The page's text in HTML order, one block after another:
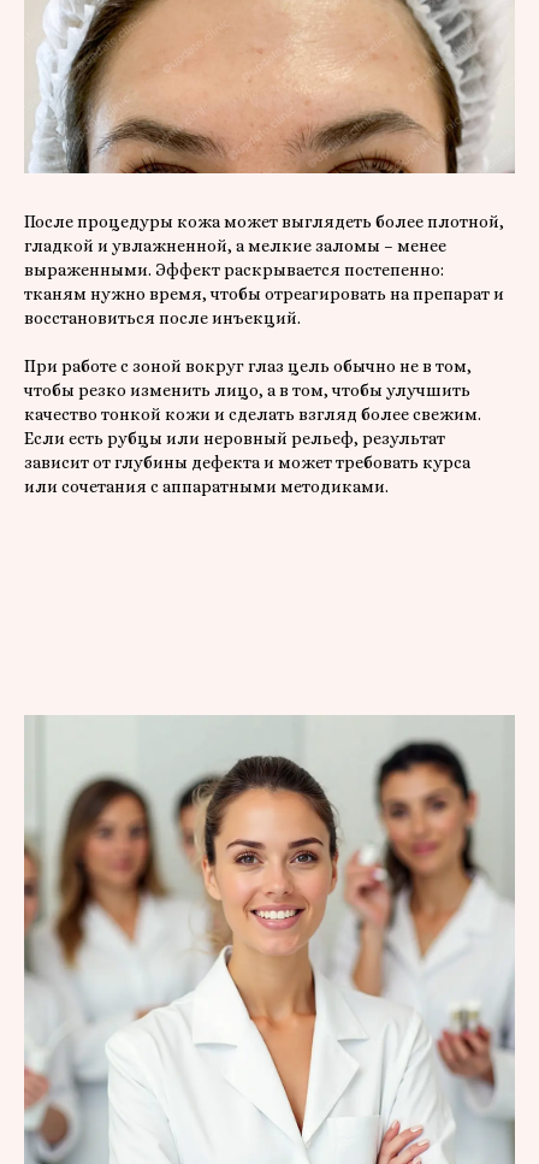
После процедуры кожа может выглядеть более плотной,
гладкой и увлажненной, а мелкие заломы – менее
выраженными. Эффект раскрывается постепенно:
тканям нужно время, чтобы отреагировать на препарат и
восстановиться после инъекций.
При работе с зоной вокруг глаз цель обычно не в том,
чтобы резко изменить лицо, а в том, чтобы улучшить
качество тонкой кожи и сделать взгляд более свежим.
Если есть рубцы или неровный рельеф, результат
зависит от глубины дефекта и может требовать курса
или сочетания с аппаратными методиками.